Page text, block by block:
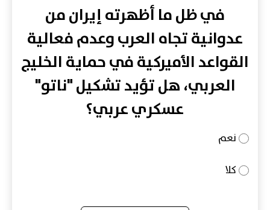
في ظل ما أظهرته إيران من
عدوانية تجاه العرب وعدم فعالية
القواعد الأميركية في حماية الخليج
العربي، هل تؤيد تشكيل "ناتو"
عسكري عربي؟
نعم
كلا